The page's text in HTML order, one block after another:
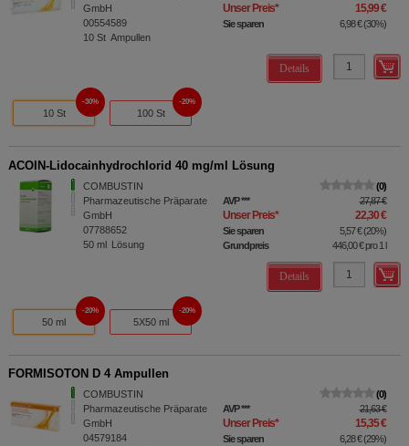
GmbH
00554589
10 St Ampullen
Unser Preis* 15,99 €
Sie sparen 6,98 €(30%)
Details
10 St
30%
100 St
20%
ACOIN-Lidocainhydrochlorid 40 mg/ml Lösung
COMBUSTIN
Pharmazeutische Präparate
GmbH
07788652
50 ml Lösung
0
AVP*** 27,87 €
Unser Preis* 22,30 €
Sie sparen 5,57 €(20%)
Grundpreis
446,00 €pro 1 l
Details
50 ml
20%
5X50 ml
20%
FORMISOTON D 4 Ampullen
COMBUSTIN
Pharmazeutische Präparate
GmbH
04579184
0
AVP*** 21,63 €
Unser Preis* 15,35 €
Sie sparen 6,28 €(29%)